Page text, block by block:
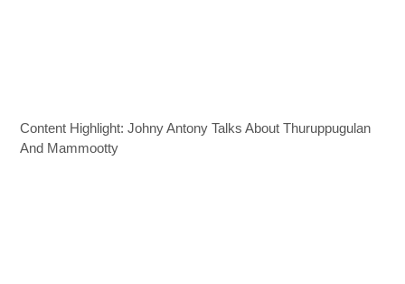
Content Highlight: Johny Antony Talks About Thuruppugulan
And Mammootty